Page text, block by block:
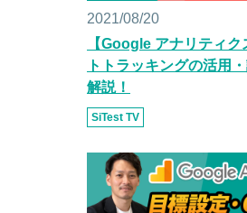
2021/08/20
【Google アナリティ
トトラッキングの活用
解説！
SiTest TV